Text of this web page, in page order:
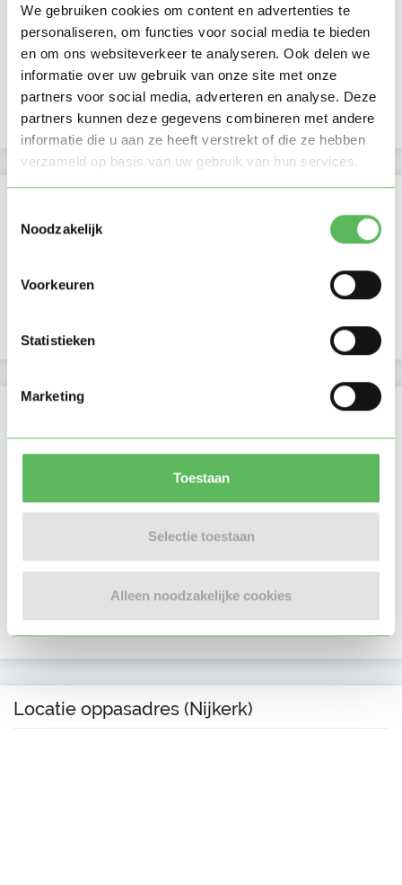
We gebruiken cookies om content en advertenties te
personaliseren, om functies voor social media te bieden
en om ons websiteverkeer te analyseren. Ook delen we
informatie over uw gebruik van onze site met onze
partners voor social media, adverteren en analyse. Deze
partners kunnen deze gegevens combineren met andere
informatie die u aan ze heeft verstrekt of die ze hebben
verzameld op basis van uw gebruik van hun services.
Noodzakelijk
Voorkeuren
Statistieken
Marketing
Toestaan
Selectie toestaan
Alleen noodzakelijke cookies
Ochtend
Middag
Namiddag
Avond
Nacht
NIEUW
Laatste activiteit 08-01-2026
Lid sinds 18-05-2020
17-11-2024
Verificaties
Google is gekoppeld
In het bezit van een VOG per 06 september 2021
Locatie oppasadres (Nijkerk)